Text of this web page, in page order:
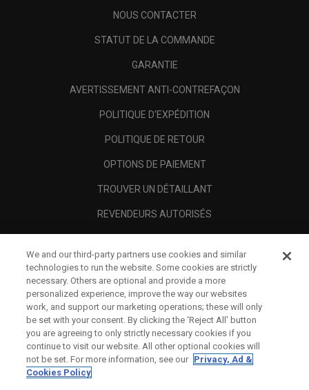
NOUS CONTACTER
STATUT DE LA COMMANDE
GARANTIE
AVERTISSEMENT ANTI-CONTREFAÇON
POLITIQUE D'EXPÉDITION
POLITIQUE DE RETOUR
OPTIONS DE PAIEMENT
TROUVER UN DÉTAILLANT
REVENDEURS AUTORISÉS
A PROPOS
MENTIONS LÉGALES
We and our third-party partners use cookies and similar
technologies to run the website. Some cookies are strictly
necessary. Others are optional and provide a more
personalized experience, improve the way our websites
work, and support our marketing operations; these will only
be set with your consent. By clicking the ‘Reject All' button
you are agreeing to only strictly necessary cookies if you
continue to visit our website. All other optional cookies will
not be set. For more information, see our Privacy, Ad &
Cookies Policy